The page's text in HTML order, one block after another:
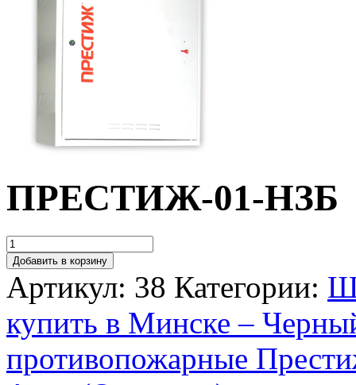
ПРЕСТИЖ-01-НЗБ
Добавить в корзину
Артикул: 38 Категории:
купить в Минске –
противопожарные